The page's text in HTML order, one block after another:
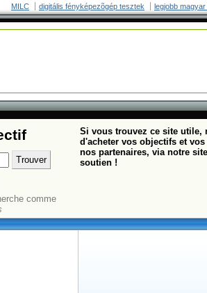
MILC digitális fényképezõgép tesztek legjobb
comme
Si vous trouvez ce site utile,
d'acheter vos objectifs et
nos partenaires, via notre
soutien !